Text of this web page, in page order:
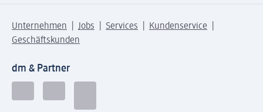
Unternehmen Jobs Services
Kundenservice
Geschäftskunden
dm & Partner